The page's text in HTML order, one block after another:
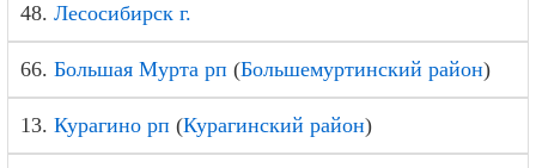
48. Лесосибирск г.
66. Большая Мурта рп (Большемуртинский район)
13. Курагино рп (Курагинский район)